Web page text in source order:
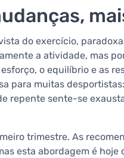
do exercício,
a atividade, mas
o equilíbrio e as
para muitas
repente sente-se
trimestre. As
esta abordagem é hoje